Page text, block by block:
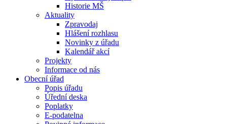
Historie MŠ
Aktuality
Zpravodaj
Hlášení rozhlasu
Novinky z úřadu
Kalendář akcí
Projekty
Informace od nás
Obecní úřad
Popis úřadu
Úřední deska
Poplatky
E-podatelna